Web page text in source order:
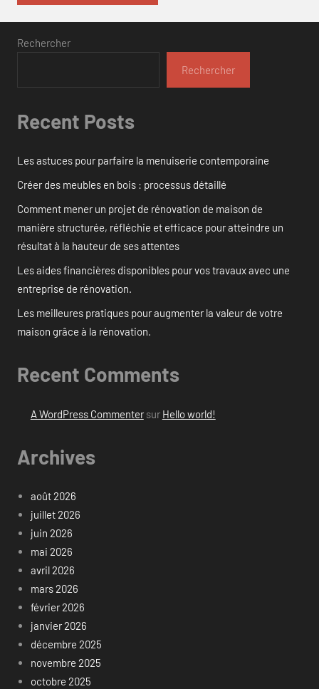
Rechercher
Rechercher
Recent Posts
Les astuces pour parfaire la menuiserie contemporaine
Créer des meubles en bois : processus détaillé
Comment mener un projet de rénovation de maison de
manière structurée, réfléchie et efficace pour atteindre un
résultat à la hauteur de ses attentes
Les aides financières disponibles pour vos travaux avec une
entreprise de rénovation.
Les meilleures pratiques pour augmenter la valeur de votre
maison grâce à la rénovation.
Recent Comments
A WordPress Commentersur Hello world!
Archives
août 2026
juillet 2026
juin 2026
mai 2026
avril 2026
mars 2026
février 2026
janvier 2026
décembre 2025
novembre 2025
octobre 2025